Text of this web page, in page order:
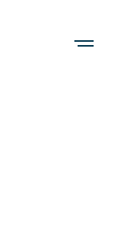
RessourcesOpen